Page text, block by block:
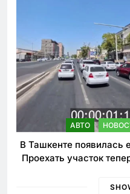
АВТО
В Ташкенте появилась
Проехать участок